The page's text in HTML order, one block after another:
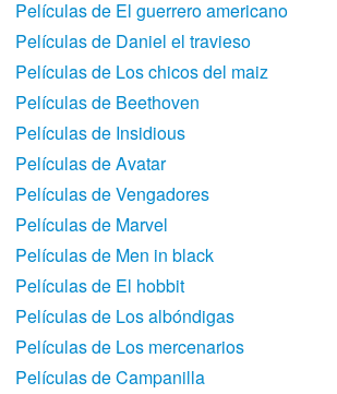
Películas de El guerrero americano
Películas de Daniel el travieso
Películas de Los chicos del maiz
Películas de Beethoven
Películas de Insidious
Películas de Avatar
Películas de Vengadores
Películas de Marvel
Películas de Men in black
Películas de El hobbit
Películas de Los albóndigas
Películas de Los mercenarios
Películas de Campanilla